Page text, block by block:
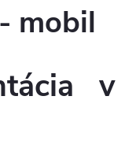
mobil
v